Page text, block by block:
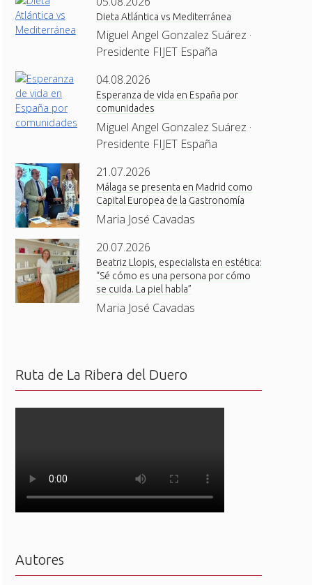
Dieta Atlántica vs Mediterránea
Miguel Angel Gonzalez Suárez ·
Presidente FIJET España
04.08.2026
Esperanza de vida en España por
comunidades
Miguel Angel Gonzalez Suárez ·
Presidente FIJET España
21.07.2026
Málaga se presenta en Madrid como
Capital Europea de la Gastronomía
Maria José Cavadas
20.07.2026
Beatriz Llopis, especialista en estética:
“Sé cómo es una persona por cómo
se cuida. La piel habla”
Maria José Cavadas
Ruta de La Ribera del Duero
Autores